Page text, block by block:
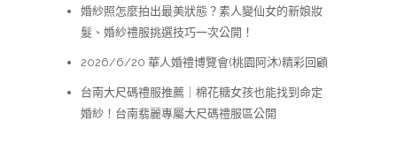
婚紗照怎麼拍出最美狀態？素人變仙女的新娘妝
髮、婚紗禮服挑選技巧一次公開！
2026/6/20 華人婚禮博覽會(桃園阿沐)精彩回顧
台南大尺碼禮服推薦｜棉花糖女孩也能找到命定
婚紗！台南翡麗專屬大尺碼禮服區公開